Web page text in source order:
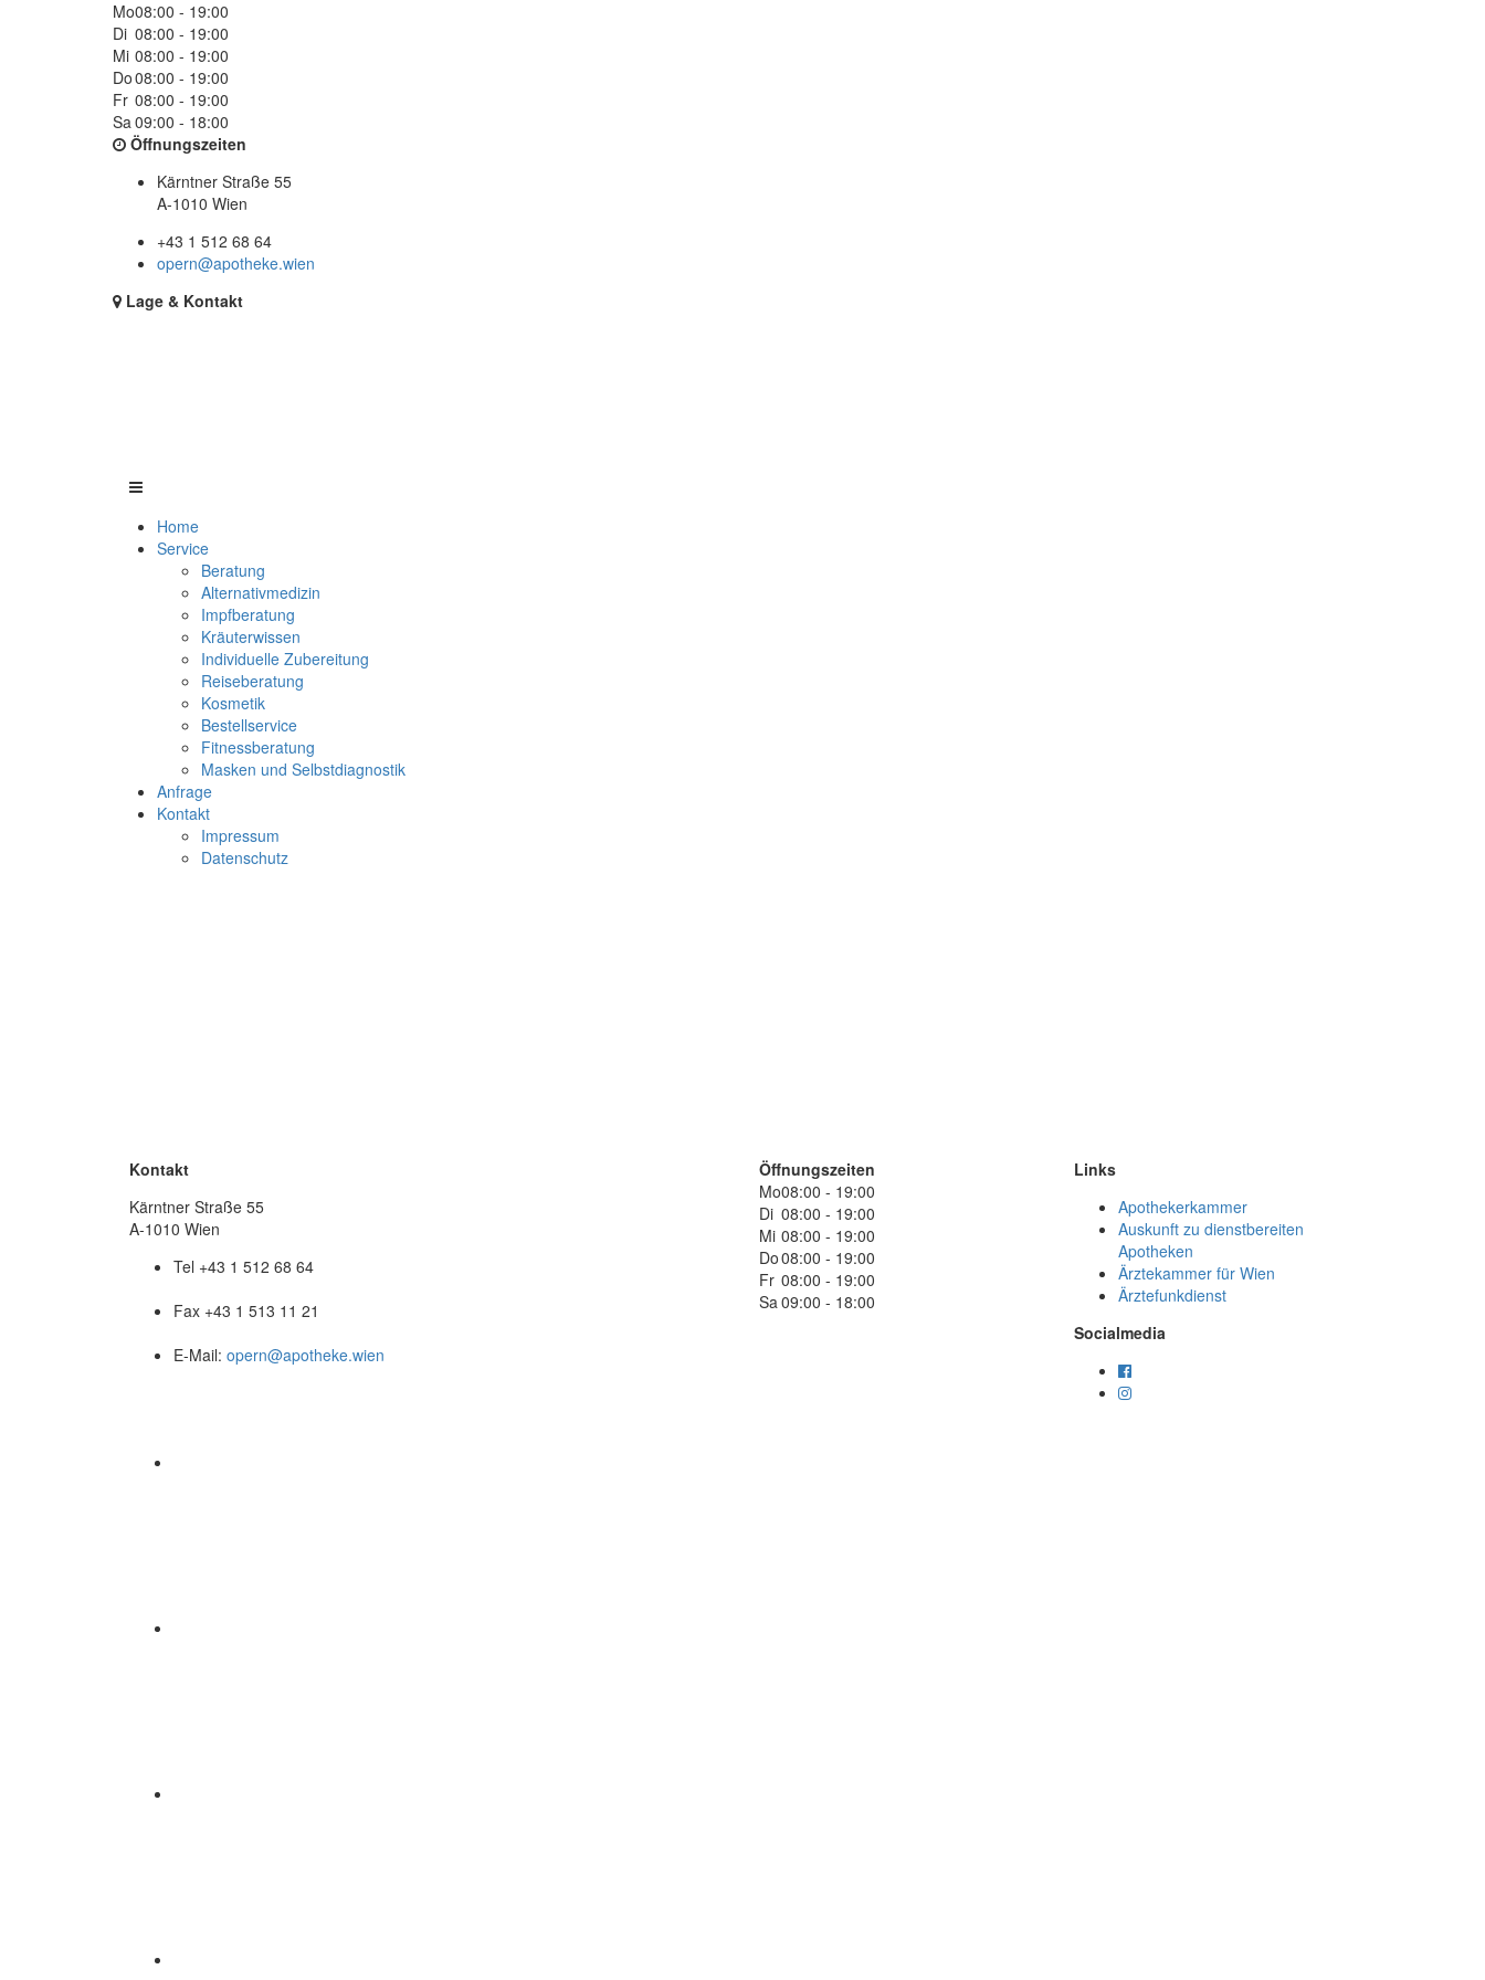
Mo08:00 - 19:00
Di 08:00 - 19:00
Mi 08:00 - 19:00
Do08:00 - 19:00
Fr 08:00 - 19:00
Sa09:00 - 18:00
Öffnungszeiten
Kärntner Straße 55
A-1010 Wien
+43 1 512 68 64
opern@apotheke.wien
Lage & Kontakt
Home
Service
Beratung
Alternativmedizin
Impfberatung
Kräuterwissen
Individuelle Zubereitung
Reiseberatung
Kosmetik
Bestellservice
Fitnessberatung
Masken und Selbstdiagnostik
Anfrage
Kontakt
Impressum
Datenschutz
Kontakt
Kärntner Straße 55
A-1010 Wien
Tel +43 1 512 68 64
Fax +43 1 513 11 21
E-Mail: opern@apotheke.wien
Öffnungszeiten
Mo08:00 - 19:00
Di 08:00 - 19:00
Mi 08:00 - 19:00
Do08:00 - 19:00
Fr 08:00 - 19:00
Sa09:00 - 18:00
Links
Apothekerkammer
Auskunft zu dienstbereiten
Apotheken
Ärztekammer für Wien
Ärztefunkdienst
Socialmedia